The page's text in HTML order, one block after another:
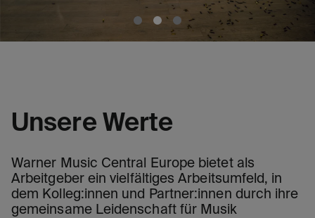
Unsere Werte
Warner Music Central Europe bietet als
Arbeitgeber ein vielfältiges Arbeitsumfeld, in
dem Kolleg:innen und Partner:innen durch ihre
gemeinsame Leidenschaft für Musik